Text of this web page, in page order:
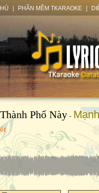
PHẦN MỀM TKARAOKE
Phố Này -